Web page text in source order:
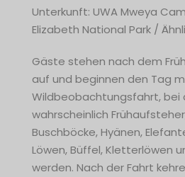
Unterkunft: UWA Mweya
Elizabeth National Park /
Gäste stehen nach dem
auf und beginnen den Tag
Wildbeobachtungsfahrt, bei
wahrscheinlich
Buschböcke, Hyänen,
Löwen, Büffel, Kletterlöwen
werden. Nach der Fahrt